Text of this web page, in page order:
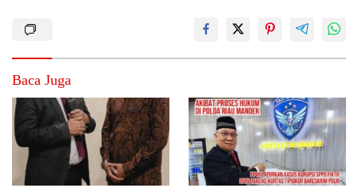
Baca Juga